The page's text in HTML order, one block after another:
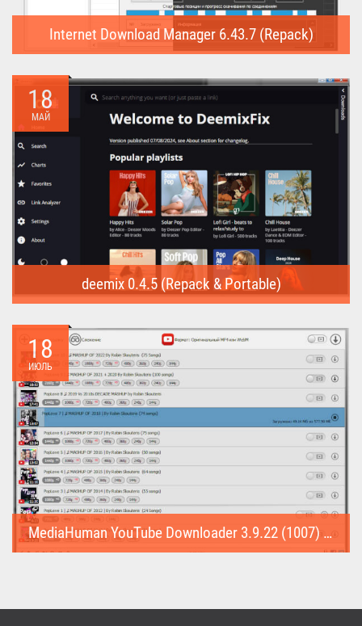
Internet Download Manager 6.43.7 (Repack)
предназначена для...
18
МАЙ
deemix 0.4.5 (Repack & Portable)
треки...
18
ИЮЛЬ
MediaHuman YouTube Downloader 3.9.22 (1007) (Repack & Portable)